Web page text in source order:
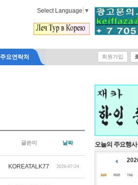
Select Language ▼
주요연락처 회원가입
글쓴이 날짜
KOREATALK77 2026-07-24
오늘의 주요행사